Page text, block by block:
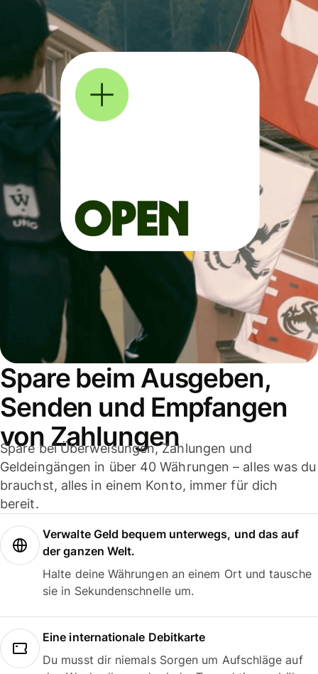
Spare beim Ausgeben,
Senden und Empfangen
von Zahlungen
Spare bei Überweisungen, Zahlungen und
Geldeingängen in über 40 Währungen – alles was du
brauchst, alles in einem Konto, immer für dich
bereit.
Verwalte Geld bequem unterwegs, und das auf
der ganzen Welt.
Halte deine Währungen an einem Ort und tausche
sie in Sekundenschnelle um.
Eine internationale Debitkarte
Du musst dir niemals Sorgen um Aufschläge auf